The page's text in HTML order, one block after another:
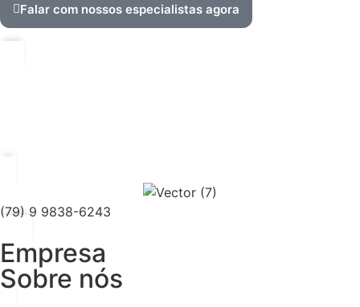
Falar com nossos especialistas agora
(79) 9 9838-6243
Empresa
Sobre nós